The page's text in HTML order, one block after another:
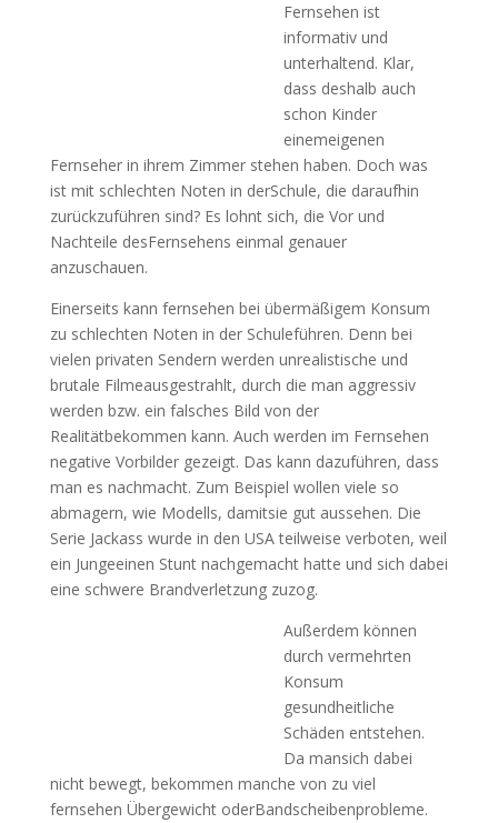
Fernsehen ist
informativ und
unterhaltend. Klar,
dass deshalb auch
schon Kinder
einemeigenen
Fernseher in ihrem Zimmer stehen haben. Doch was
ist mit schlechten Noten in derSchule, die daraufhin
zurückzuführen sind? Es lohnt sich, die Vor und
Nachteile desFernsehens einmal genauer
anzuschauen.
Einerseits kann fernsehen bei übermäßigem Konsum
zu schlechten Noten in der Schuleführen. Denn bei
vielen privaten Sendern werden unrealistische und
brutale Filmeausgestrahlt, durch die man aggressiv
werden bzw. ein falsches Bild von der
Realitätbekommen kann. Auch werden im Fernsehen
negative Vorbilder gezeigt. Das kann dazuführen, dass
man es nachmacht. Zum Beispiel wollen viele so
abmagern, wie Modells, damitsie gut aussehen. Die
Serie Jackass wurde in den USA teilweise verboten, weil
ein Jungeeinen Stunt nachgemacht hatte und sich dabei
eine schwere Brandverletzung zuzog.
Außerdem können
durch vermehrten
Konsum
gesundheitliche
Schäden entstehen.
Da mansich dabei
nicht bewegt, bekommen manche von zu viel
fernsehen Übergewicht oderBandscheibenprobleme.